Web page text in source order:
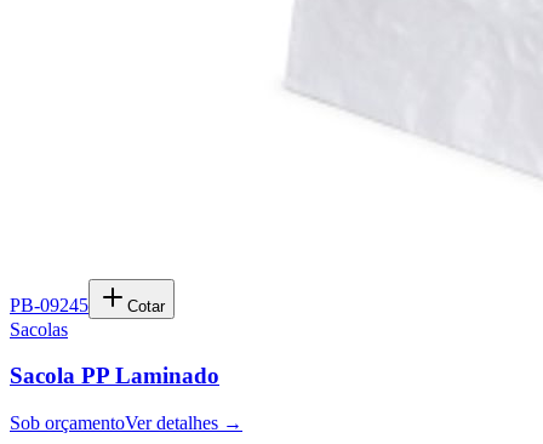
PB-09245 Cotar
Sacolas
Sacola PP Laminado
Sob orçamentoVer detalhes →